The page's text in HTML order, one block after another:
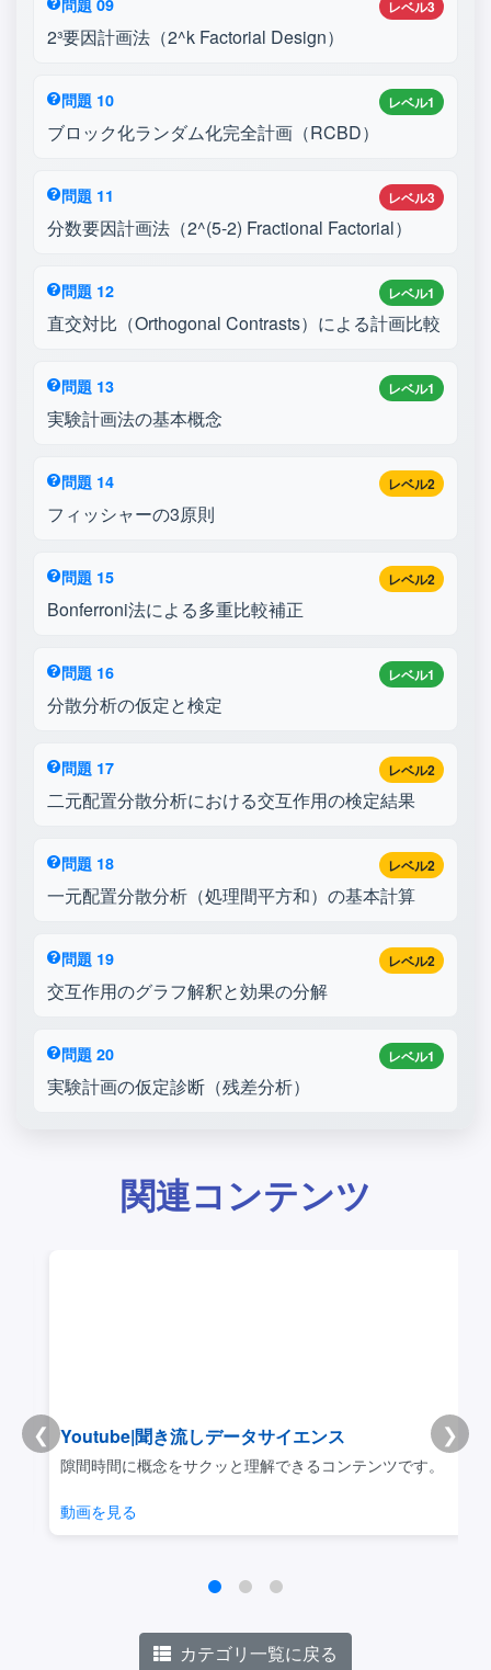
レベル3
2³要因計画法（2^k Factorial Design）
レベル1
問題 10
ブロック化ランダム化完全計画（RCBD）
レベル3
問題 11
分数要因計画法（2^(5-2) Fractional Factorial）
レベル1
問題 12
直交対比（Orthogonal Contrasts）による計画比較
レベル1
問題 13
実験計画法の基本概念
レベル2
問題 14
フィッシャーの3原則
レベル2
問題 15
Bonferroni法による多重比較補正
レベル1
問題 16
分散分析の仮定と検定
レベル2
問題 17
二元配置分散分析における交互作用の検定結果
レベル2
問題 18
一元配置分散分析（処理間平方和）の基本計算
レベル2
問題 19
交互作用のグラフ解釈と効果の分解
レベル1
問題 20
実験計画の仮定診断（残差分析）
関連コンテンツ
❮ ❯
Youtube|聞き流しデータサイエンス
隙間時間に概念をサクッと理解できるコンテンツです。
動画を見る
カテゴリ一覧に戻る